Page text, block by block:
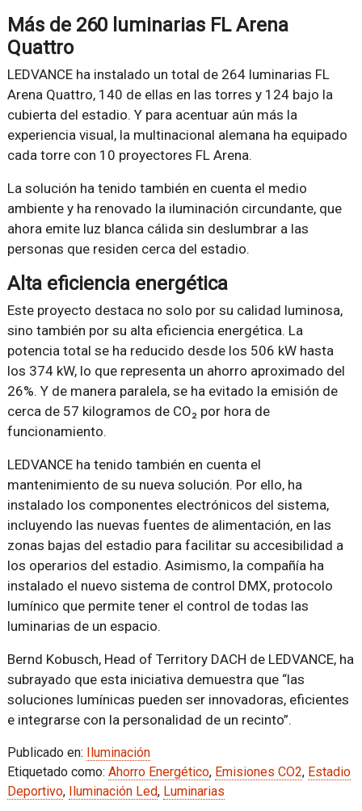
Más de 260 luminarias FL Arena
Quattro
LEDVANCE ha instalado un total de 264 luminarias FL
Arena Quattro, 140 de ellas en las torres y 124 bajo la
cubierta del estadio. Y para acentuar aún más la
experiencia visual, la multinacional alemana ha equipado
cada torre con 10 proyectores FL Arena.
La solución ha tenido también en cuenta el medio
ambiente y ha renovado la iluminación circundante, que
ahora emite luz blanca cálida sin deslumbrar a las
personas que residen cerca del estadio.
Alta eficiencia energética
Este proyecto destaca no solo por su calidad luminosa,
sino también por su alta eficiencia energética. La
potencia total se ha reducido desde los 506 kW hasta
los 374 kW, lo que representa un ahorro aproximado del
26%. Y de manera paralela, se ha evitado la emisión de
cerca de 57 kilogramos de CO₂ por hora de
funcionamiento.
LEDVANCE ha tenido también en cuenta el
mantenimiento de su nueva solución. Por ello, ha
instalado los componentes electrónicos del sistema,
incluyendo las nuevas fuentes de alimentación, en las
zonas bajas del estadio para facilitar su accesibilidad a
los operarios del estadio. Asimismo, la compañía ha
instalado el nuevo sistema de control DMX, protocolo
lumínico que permite tener el control de todas las
luminarias de un espacio.
Bernd Kobusch, Head of Territory DACH de LEDVANCE, ha
subrayado que esta iniciativa demuestra que “las
soluciones lumínicas pueden ser innovadoras, eficientes
e integrarse con la personalidad de un recinto”.
Publicado en: Iluminación
Etiquetado como: Ahorro Energético, Emisiones CO2, Estadio
Deportivo, Iluminación Led, Luminarias